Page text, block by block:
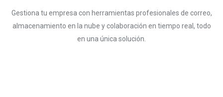
Gestiona tu empresa con herramientas profesionales de correo,
almacenamiento en la nube y colaboración en tiempo real, todo
en una única solución.